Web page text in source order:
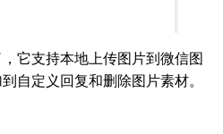
它支持本地上传图片到微信图
自定义回复和删除图片素材。